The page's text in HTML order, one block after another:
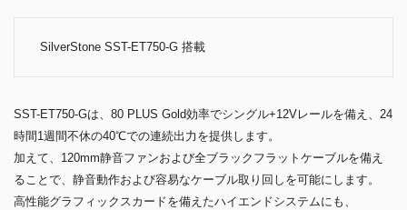
SilverStone SST-ET750-G 搭載
SST-ET750-Gは、80 PLUS Gold効率でシングル+12Vレールを備え、24
時間1週間不休の40℃での連続出力を提供します。
加えて、120mm静音ファンおよび全ブラックフラットケーブルを備え
ることで、静音動作および容易なケーブル取り回しを可能にします。
高性能グラフィックスカードを備えたハイエンドシステムにも、